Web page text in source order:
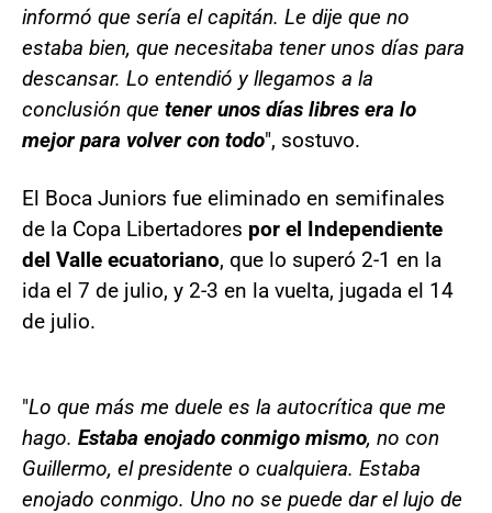
informó que sería el capitán. Le dije que no
estaba bien, que necesitaba tener unos días para
descansar. Lo entendió y llegamos a la
conclusión que tener unos días libres era lo
mejor para volver con todo", sostuvo.
El Boca Juniors fue eliminado en semifinales
de la Copa Libertadores por el Independiente
del Valle ecuatoriano, que lo superó 2-1 en la
ida el 7 de julio, y 2-3 en la vuelta, jugada el 14
de julio.
"Lo que más me duele es la autocrítica que me
hago. Estaba enojado conmigo mismo, no con
Guillermo, el presidente o cualquiera. Estaba
enojado conmigo. Uno no se puede dar el lujo de